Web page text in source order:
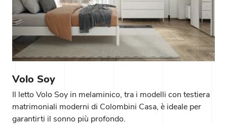
Volo Soy
Il letto Volo Soy in melaminico, tra i modelli con testiera
matrimoniali moderni di Colombini Casa, è ideale per
garantirti il sonno più profondo.